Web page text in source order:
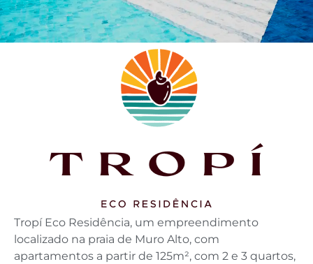
Tropí Eco Residência, um empreendimento
localizado na praia de Muro Alto, com
apartamentos a partir de 125m², com 2 e 3 quartos,